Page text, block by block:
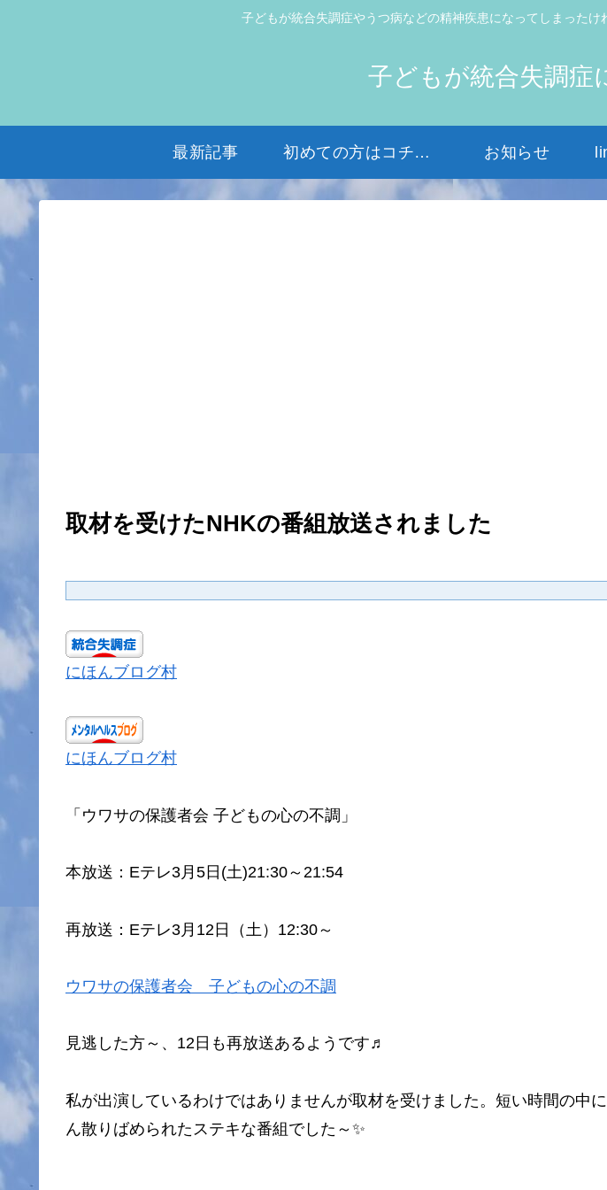
子どもが統合失調症やうつ病などの精神疾患になってしまった
子どもが統合失調症
最新記事 初めての方はコチラから お知らせ
取材を受けたNHKの番組放送されました
にほんブログ村
にほんブログ村
「ウワサの保護者会 子どもの心の不調」
本放送：Eテレ3月5日(土)21:30～21:54
再放送：Eテレ3月12日（土）12:30～
ウワサの保護者会 子どもの心の不調
見逃した方～、12日も再放送あるようです♬
私が出演しているわけではありませんが取材を受けました。短い時間の中
ん散りばめられたステキな番組でした～✨